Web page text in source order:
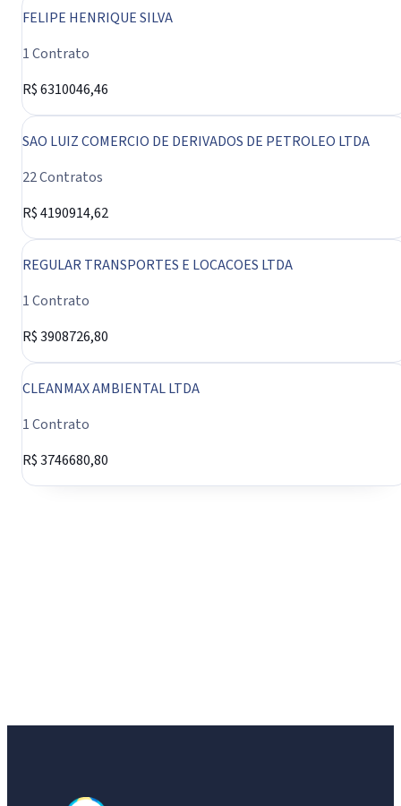
FELIPE HENRIQUE SILVA
1 Contrato
R$ 6310046,46
SAO LUIZ COMERCIO DE DERIVADOS DE PETROLEO LTDA
22 Contratos
R$ 4190914,62
REGULAR TRANSPORTES E LOCACOES LTDA
1 Contrato
R$ 3908726,80
CLEANMAX AMBIENTAL LTDA
1 Contrato
R$ 3746680,80